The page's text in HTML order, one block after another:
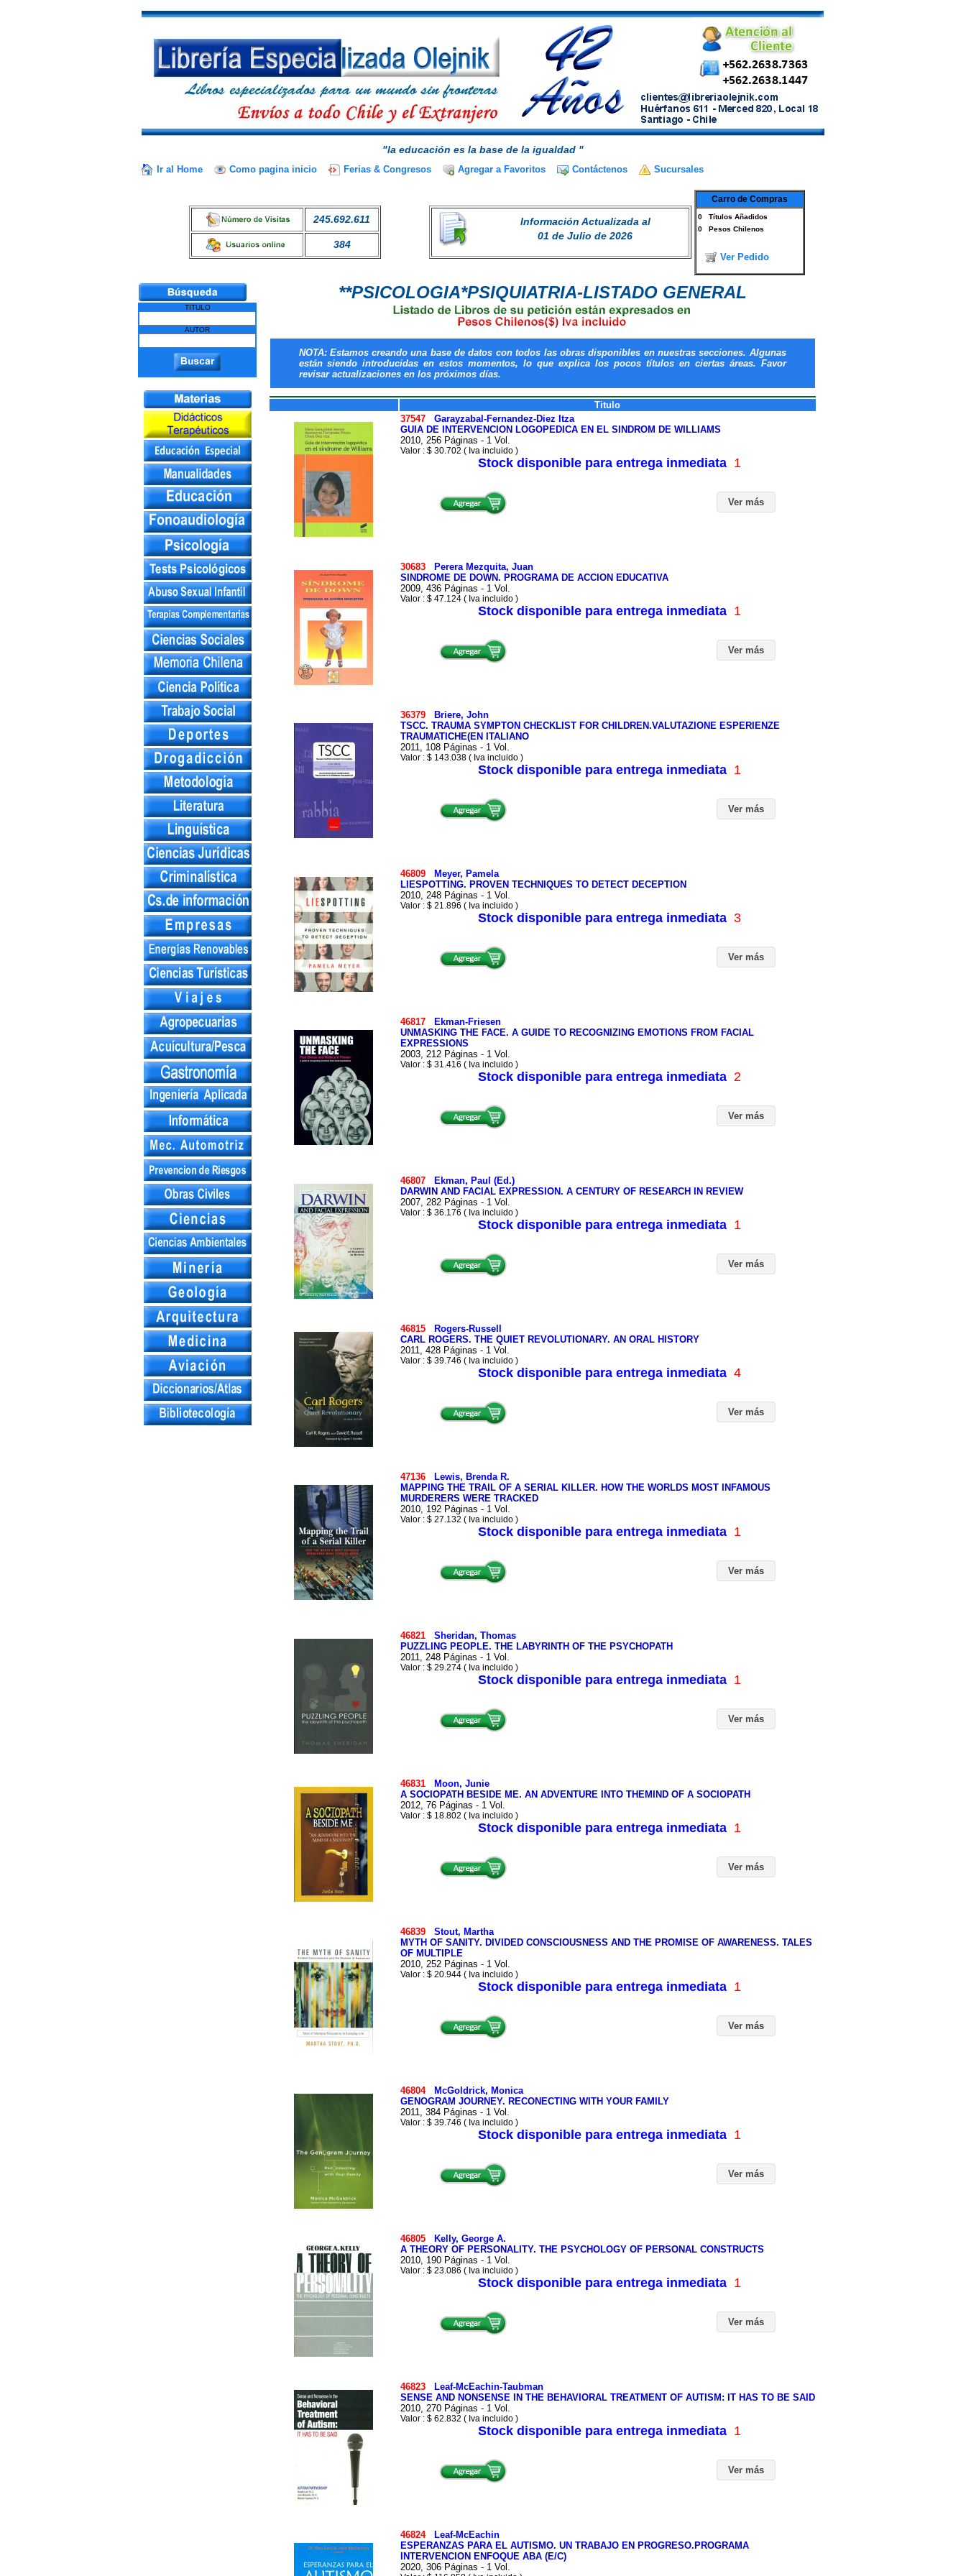
"la educación es la base de la igualdad "
Ir al Home Como pagina inicio Ferias & Congresos Agregar a Favoritos Contáctenos Sucursales
245.692.611
384
Información Actualizada al
01 de Julio de 2026
Carro de Compras
0 Títulos Añadidos
0 Pesos Chilenos
Ver Pedido
TITULO
AUTOR
**PSICOLOGIA*PSIQUIATRIA-LISTADO GENERAL
NOTA: Estamos creando una base de datos con todos las obras disponibles en nuestras secciones. Algunas
están siendo introducidas en estos momentos, lo que explica los pocos títulos en ciertas áreas. Favor
revisar actualizaciones en los próximos días.
Titulo
37547 Garayzabal-Fernandez-Diez Itza
GUIA DE INTERVENCION LOGOPEDICA EN EL SINDROM DE WILLIAMS
2010, 256 Páginas - 1 Vol.
Valor : $ 30.702 ( Iva incluido )
Stock disponible para entrega inmediata 1
Ver más
30683
Perera Mezquita, Juan
SINDROME DE DOWN. PROGRAMA DE ACCION EDUCATIVA
2009, 436 Páginas - 1 Vol.
Valor : $ 47.124 ( Iva incluido )
Stock disponible para entrega inmediata 1
Ver más
36379
Briere, John
TSCC. TRAUMA SYMPTON CHECKLIST FOR CHILDREN.VALUTAZIONE ESPERIENZE
TRAUMATICHE(EN ITALIANO
2011, 108 Páginas - 1 Vol.
Valor : $ 143.038 ( Iva incluido )
Stock disponible para entrega inmediata 1
Ver más
46809
Meyer, Pamela
LIESPOTTING. PROVEN TECHNIQUES TO DETECT DECEPTION
2010, 248 Páginas - 1 Vol.
Valor : $ 21.896 ( Iva incluido )
Stock disponible para entrega inmediata 3
Ver más
46817
Ekman-Friesen
UNMASKING THE FACE. A GUIDE TO RECOGNIZING EMOTIONS FROM FACIAL
EXPRESSIONS
2003, 212 Páginas - 1 Vol.
Valor : $ 31.416 ( Iva incluido )
Stock disponible para entrega inmediata 2
Ver más
46807
Ekman, Paul (Ed.)
DARWIN AND FACIAL EXPRESSION. A CENTURY OF RESEARCH IN REVIEW
2007, 282 Páginas - 1 Vol.
Valor : $ 36.176 ( Iva incluido )
Stock disponible para entrega inmediata 1
Ver más
46815
Rogers-Russell
CARL ROGERS. THE QUIET REVOLUTIONARY. AN ORAL HISTORY
2011, 428 Páginas - 1 Vol.
Valor : $ 39.746 ( Iva incluido )
Stock disponible para entrega inmediata 4
Ver más
47136
Lewis, Brenda R.
MAPPING THE TRAIL OF A SERIAL KILLER. HOW THE WORLDS MOST INFAMOUS
MURDERERS WERE TRACKED
2010, 192 Páginas - 1 Vol.
Valor : $ 27.132 ( Iva incluido )
Stock disponible para entrega inmediata 1
Ver más
46821 Sheridan, Thomas
PUZZLING PEOPLE. THE LABYRINTH OF THE PSYCHOPATH
2011, 248 Páginas - 1 Vol.
Valor : $ 29.274 ( Iva incluido )
Stock disponible para entrega inmediata 1
Ver más
46831
Moon, Junie
A SOCIOPATH BESIDE ME. AN ADVENTURE INTO THEMIND OF A SOCIOPATH
2012, 76 Páginas - 1 Vol.
Valor : $ 18.802 ( Iva incluido )
Stock disponible para entrega inmediata 1
Ver más
46839 Stout, Martha
MYTH OF SANITY. DIVIDED CONSCIOUSNESS AND THE PROMISE OF AWARENESS. TALES
OF MULTIPLE
2010, 252 Páginas - 1 Vol.
Valor : $ 20.944 ( Iva incluido )
Stock disponible para entrega inmediata 1
Ver más
46804
McGoldrick, Monica
GENOGRAM JOURNEY. RECONECTING WITH YOUR FAMILY
2011, 384 Páginas - 1 Vol.
Valor : $ 39.746 ( Iva incluido )
Stock disponible para entrega inmediata 1
Ver más
46805
Kelly, George A.
A THEORY OF PERSONALITY. THE PSYCHOLOGY OF PERSONAL CONSTRUCTS
2010, 190 Páginas - 1 Vol.
Valor : $ 23.086 ( Iva incluido )
Stock disponible para entrega inmediata 1
Ver más
46823
Leaf-McEachin-Taubman
SENSE AND NONSENSE IN THE BEHAVIORAL TREATMENT OF AUTISM: IT HAS TO BE SAID
2010, 270 Páginas - 1 Vol.
Valor : $ 62.832 ( Iva incluido )
Stock disponible para entrega inmediata 1
Ver más
46824
Leaf-McEachin
ESPERANZAS PARA EL AUTISMO. UN TRABAJO EN PROGRESO.PROGRAMA
INTERVENCION ENFOQUE ABA (E/C)
2020, 306 Páginas - 1 Vol.